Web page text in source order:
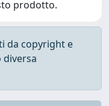
prodotto.
da copyright e